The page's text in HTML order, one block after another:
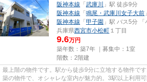
阪神本線 「 武庫川
」駅 徒歩9分
阪神本線 「 鳴尾・武庫川女子大前
阪神本線 「 甲子園 」駅 バス5分
兵庫県西宮市小松町 １丁目
9.6万円
築年数：築7年 ｜募集中： 1室
階数：2階建
最上階の物件です。駅から徒歩9分に立地する物件で
築の物件で、オシャレな室内が魅力的。3駅以上利用